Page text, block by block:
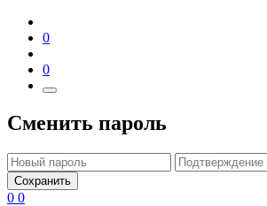
0
0
Сменить пароль
Сохранить
0 0